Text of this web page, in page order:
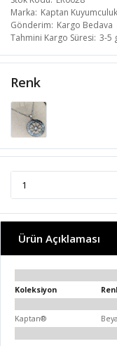
Marka Kaptan Kuyumculuk
Gönderim Kargo Bedava
Tahmini Kargo Süresi 3-5
Renk
Ürün Açıklaması
Koleksiyon
Kaptan®